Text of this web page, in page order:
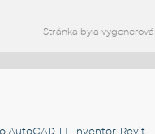
Stránka byla